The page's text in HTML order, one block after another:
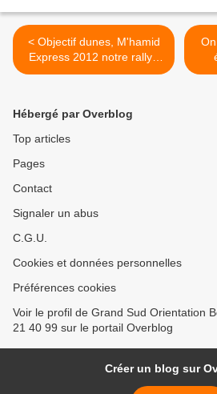
< Objectif dunes, M'hamid
Express 2012 notre rallye
raid 4x4, ssv, moto et quad
Hébergé par Overblog
Top articles
Pages
Contact
Signaler un abus
C.G.U.
Cookies et données personnelles
Préférences cookies
Voir le profil de Grand Sud Orientation
21 40 99 sur le portail Overblog
Créer un blog sur